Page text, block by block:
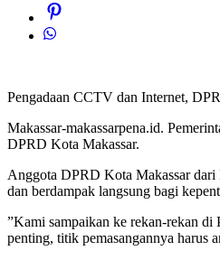
Pengadaan CCTV dan Internet,
Makassar-makassarpena.id.
DPRD Kota Makassar.
‎Anggota DPRD Kota Makassar dari
dan berdampak langsung bagi
‎‎”Kami sampaikan ke rekan-rekan di
penting, titik pemasangannya harus